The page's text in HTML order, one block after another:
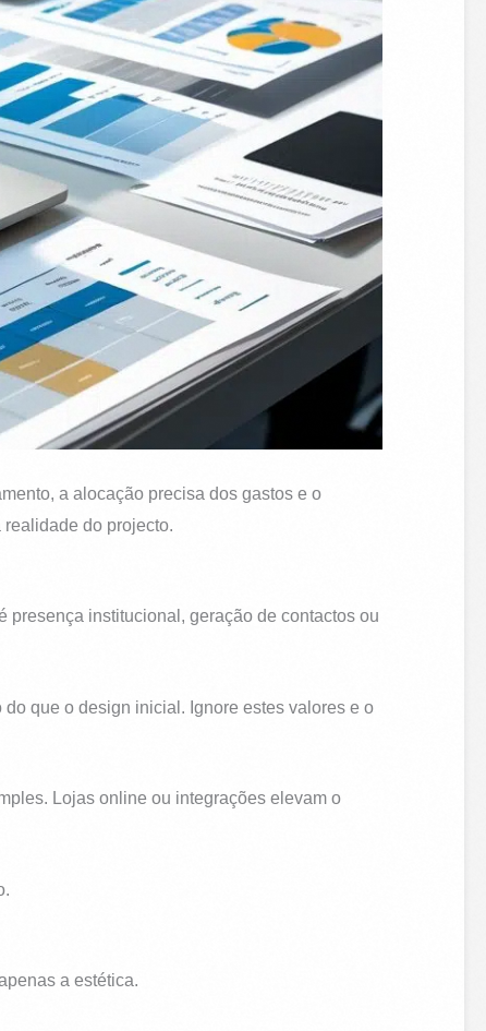
a alocação precisa dos gastos e o
do projecto.
presença institucional, geração de contactos ou
que o design inicial. Ignore estes valores e o
Lojas online ou integrações elevam o
a estética.